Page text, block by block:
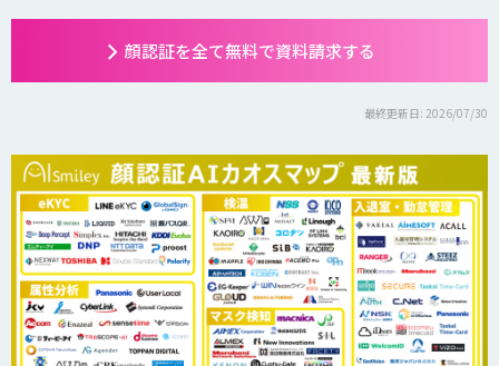
顔認証を全て無料で資料請求する
最終更新日: 2026/07/30